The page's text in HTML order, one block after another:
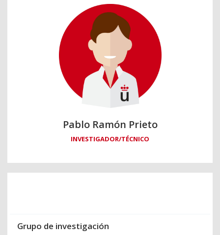
Pablo Ramón Prieto
INVESTIGADOR/TÉCNICO
Grupo de investigación